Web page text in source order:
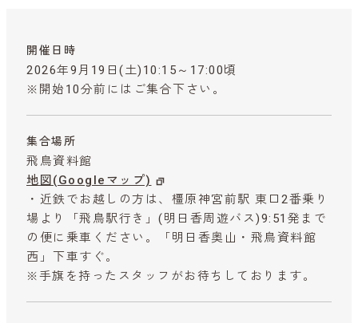
開催日時
2026年9月19日(土)10:15～17:00頃
※開始10分前にはご集合下さい。
集合場所
飛鳥資料館
地図(Googleマップ)
・近鉄でお越しの方は、橿原神宮前駅 東口2番乗り
場より「飛鳥駅行き」(明日香周遊バス)9:51発まで
の便に乗車ください。「明日香奥山・飛鳥資料館
西」下車すぐ。
※手旗を持ったスタッフがお待ちしております。